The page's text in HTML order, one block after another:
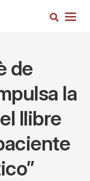
Cerca
de
la
llibre